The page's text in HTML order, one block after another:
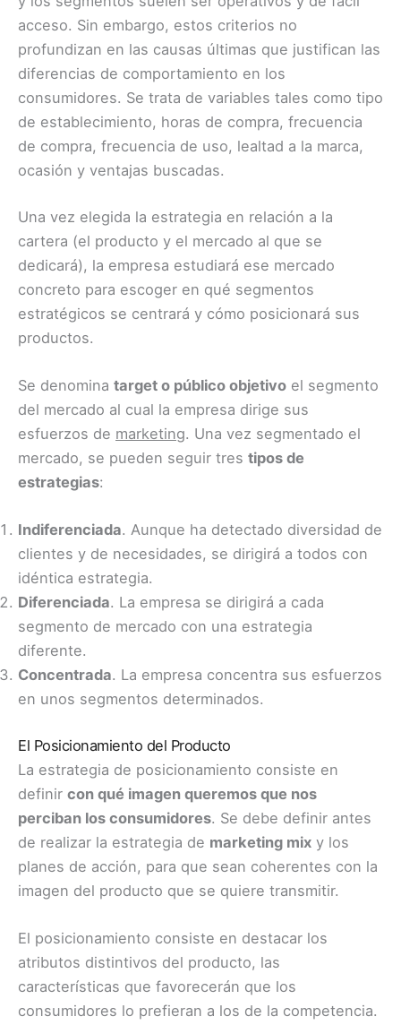
acceso. Sin embargo, estos criterios no
profundizan en las causas últimas que justifican las
diferencias de comportamiento en los
consumidores. Se trata de variables tales como tipo
de establecimiento, horas de compra, frecuencia
de compra, frecuencia de uso, lealtad a la marca,
ocasión y ventajas buscadas.
Una vez elegida la estrategia en relación a la
cartera (el producto y el mercado al que se
dedicará), la empresa estudiará ese mercado
concreto para escoger en qué segmentos
estratégicos se centrará y cómo posicionará sus
productos.
Se denomina target o público objetivo el segmento
del mercado al cual la empresa dirige sus
esfuerzos de marketing. Una vez segmentado el
mercado, se pueden seguir tres tipos de
estrategias:
Indiferenciada. Aunque ha detectado diversidad de
clientes y de necesidades, se dirigirá a todos con
idéntica estrategia.
Diferenciada. La empresa se dirigirá a cada
segmento de mercado con una estrategia
diferente.
Concentrada. La empresa concentra sus esfuerzos
en unos segmentos determinados.
El Posicionamiento del Producto
La estrategia de posicionamiento consiste en
definir con qué imagen queremos que nos
perciban los consumidores. Se debe definir antes
de realizar la estrategia de marketing mix y los
planes de acción, para que sean coherentes con la
imagen del producto que se quiere transmitir.
El posicionamiento consiste en destacar los
atributos distintivos del producto, las
características que favorecerán que los
consumidores lo prefieran a los de la competencia.